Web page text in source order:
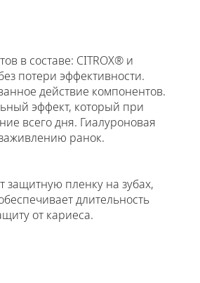
в составе: CITROX® и
потери эффективности.
действие компонентов.
эффект, который при
всего дня. Гиалуроновая
ранок.
защитную пленку на зубах,
длительность
от кариеса.